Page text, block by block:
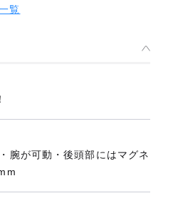
覧
腕が可動・後頭部にはマグネ